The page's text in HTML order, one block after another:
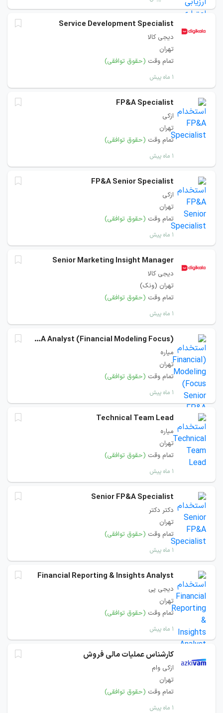
Service Development Specialist
دیجی کالا
تهران
تمام وقت (حقوق توافقی)
۱ ماه پیش
FP&A Specialist
ازکی
تهران
تمام وقت (حقوق توافقی)
۱ ماه پیش
FP&A Senior Specialist
ازکی
تهران
تمام وقت (حقوق توافقی)
۱ ماه پیش
Senior Marketing Insight Manager
دیجی کالا
تهران (ونک)
تمام وقت (حقوق توافقی)
۱ ماه پیش
(Financial Modeling Focus) Senior FP&A Analyst
میاره
تهران
تمام وقت (حقوق توافقی)
۱ ماه پیش
Technical Team Lead
میاره
تهران
تمام وقت (حقوق توافقی)
۱ ماه پیش
Senior FP&A Specialist
دکتر دکتر
تهران
تمام وقت (حقوق توافقی)
۱ ماه پیش
Financial Reporting & Insights Analyst
دیجی پی
تهران
تمام وقت (حقوق توافقی)
۱ ماه پیش
کارشناس عملیات مالی فروش
ازکی وام
تهران
تمام وقت (حقوق توافقی)
۱ ماه پیش